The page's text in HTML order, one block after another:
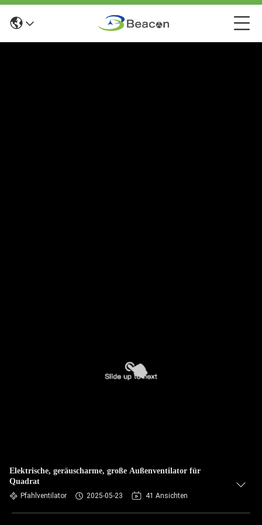
Elektrische, geräuscharme, große Außenventilator für
Quadrat
Pfahlventilator 2025-05-23 41 Ansichten